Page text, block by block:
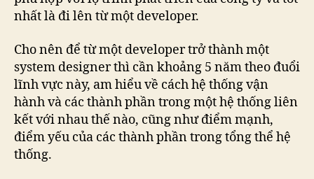
nhất là đi lên từ một developer.
Cho nên để từ một developer trở thành một
system designer thì cần khoảng 5 năm theo đuổi
lĩnh vực này, am hiểu về cách hệ thống vận
hành và các thành phần trong một hệ thống liên
kết với nhau thế nào, cũng như điểm mạnh,
điểm yếu của các thành phần trong tổng thể hệ
thống.